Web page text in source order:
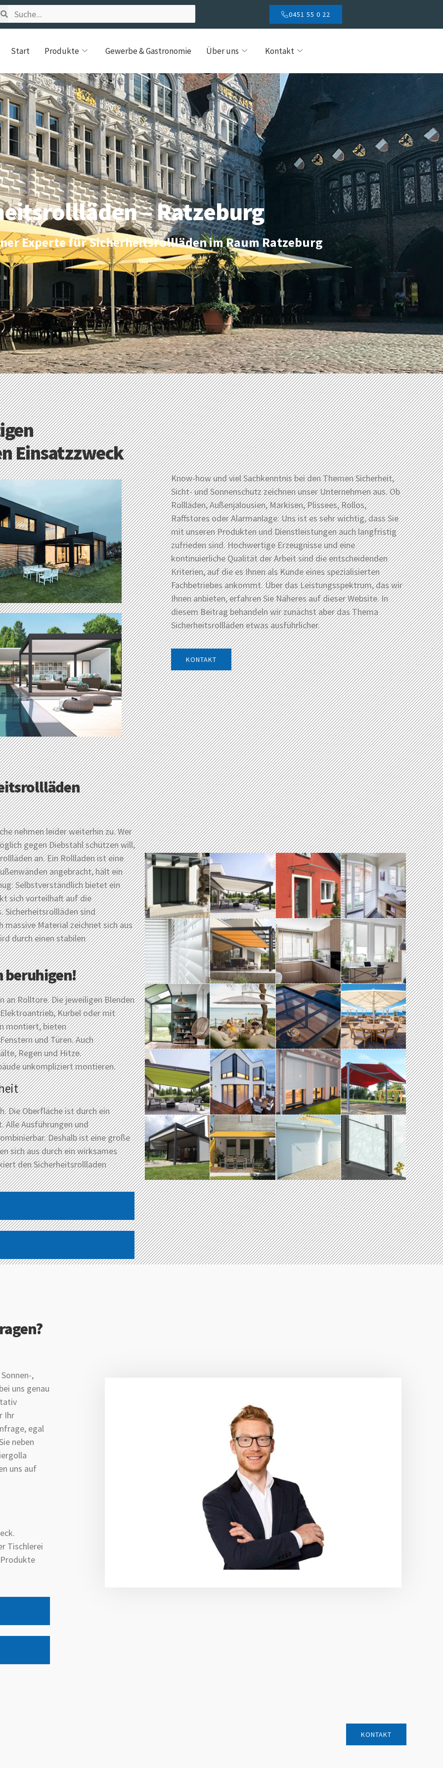
0451 55 0 22
Start Produkte Gewerbe & Gastronomie Über uns Kontakt
– Ratzeburg
Experte für Sicherheitsrollläden im Raum Ratzeburg
Einsatzzweck
Know-how und viel Sachkenntnis bei den Themen Sicherheit,
Sicht- und Sonnenschutz zeichnen unser Unternehmen aus. Ob
Rollläden, Außenjalousien, Markisen, Plissees, Rollos,
Raffstores oder Alarmanlage: Uns ist es sehr wichtig, dass Sie
mit unseren Produkten und Dienstleistungen auch langfristig
zufrieden sind. Hochwertige Erzeugnisse und eine
kontinuierliche Qualität der Arbeit sind die entscheidenden
Kriterien, auf die es Ihnen als Kunde eines spezialisierten
Fachbetriebes ankommt. Über das Leistungsspektrum, das wir
Ihnen anbieten, erfahren Sie Näheres auf dieser Website. In
diesem Beitrag behandeln wir zunächst aber das Thema
Sicherheitsrollläden etwas ausführlicher.
KONTAKT
nehmen leider weiterhin zu. Wer
gegen Diebstahl schützen will,
an. Ein Rollladen ist eine
angebracht, hält ein
Selbstverständlich bietet ein
sich vorteilhaft auf die
Sicherheitsrollläden sind
Material zeichnet sich aus
durch einen stabilen
beruhigen!
an Rolltore. Die jeweiligen Blenden
Kurbel oder mit
montiert, bieten
und Türen. Auch
Regen und Hitze.
unkompliziert montieren.
Die Oberfläche ist durch ein
Alle Ausführungen und
Deshalb ist eine große
sich aus durch ein wirksames
den Sicherheitsrollladen
,
uns genau
Ihr
egal
neben
uns auf
Tischlerei
Produkte
KONTAKT